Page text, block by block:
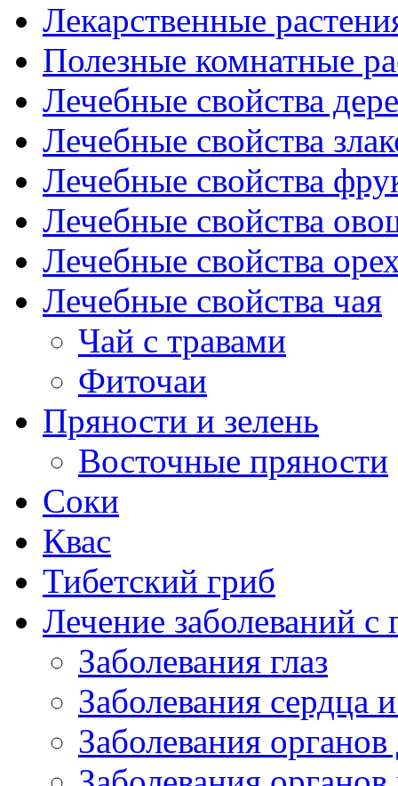
Лекарственные
Полезные комнатные
Лечебные свойства
Лечебные свойства
Лечебные свойства
Лечебные свойства
Лечебные свойства
Лечебные свойства чая
Чай с травами
Фиточаи
Пряности и зелень
Восточные пряности
Соки
Квас
Тибетский гриб
Лечение заболеваний
Заболевания глаз
Заболевания сердца
Заболевания